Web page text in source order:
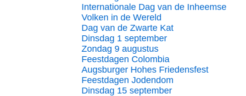
Internationale Dag van de Inheemse
Volken in de Wereld
Dag van de Zwarte Kat
Dinsdag 1 september
Zondag 9 augustus
Feestdagen Colombia
Augsburger Hohes Friedensfest
Feestdagen Jodendom
Dinsdag 15 september